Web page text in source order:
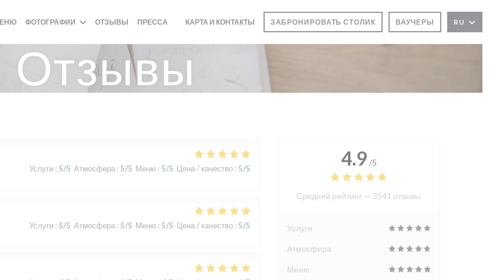
ФОТОГРАФИИ ОТЗЫВЫ ПРЕССА
((ОТКРЫВАЕТСЯ В НОВОМ ОКНЕ))
КАРТА И КОНТАКТЫ ЗАБРОНИРОВАТЬ СТОЛИК ВАУЧЕРЫ RU
Отзывы
Услуги: 5/5 Атмосфера : 5/5 Меню : 5/5 Цена / качество: 5/5
Услуги: 5/5 Атмосфера : 5/5 Меню : 5/5 Цена / качество: 5/5
4.9 /5
Средний рейтинг —3541 отзывы
Услуги
Атмосфера
Меню